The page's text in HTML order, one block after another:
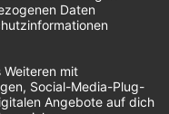
kleiner
beiTikTok, bevor
wie sie an
Stimme die